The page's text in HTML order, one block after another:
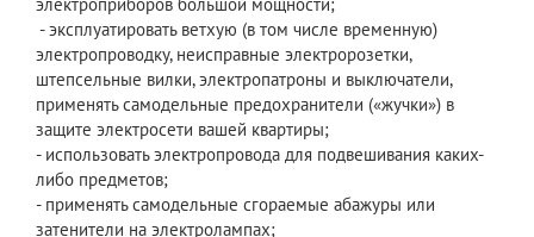
- эксплуатировать ветхую (в том числе временную)
электропроводку, неисправные электророзетки,
штепсельные вилки, электропатроны и выключатели,
применять самодельные предохранители («жучки») в
защите электросети вашей квартиры;
- использовать электропровода для подвешивания каких-
либо предметов;
- применять самодельные сгораемые абажуры или
затенители на электролампах;